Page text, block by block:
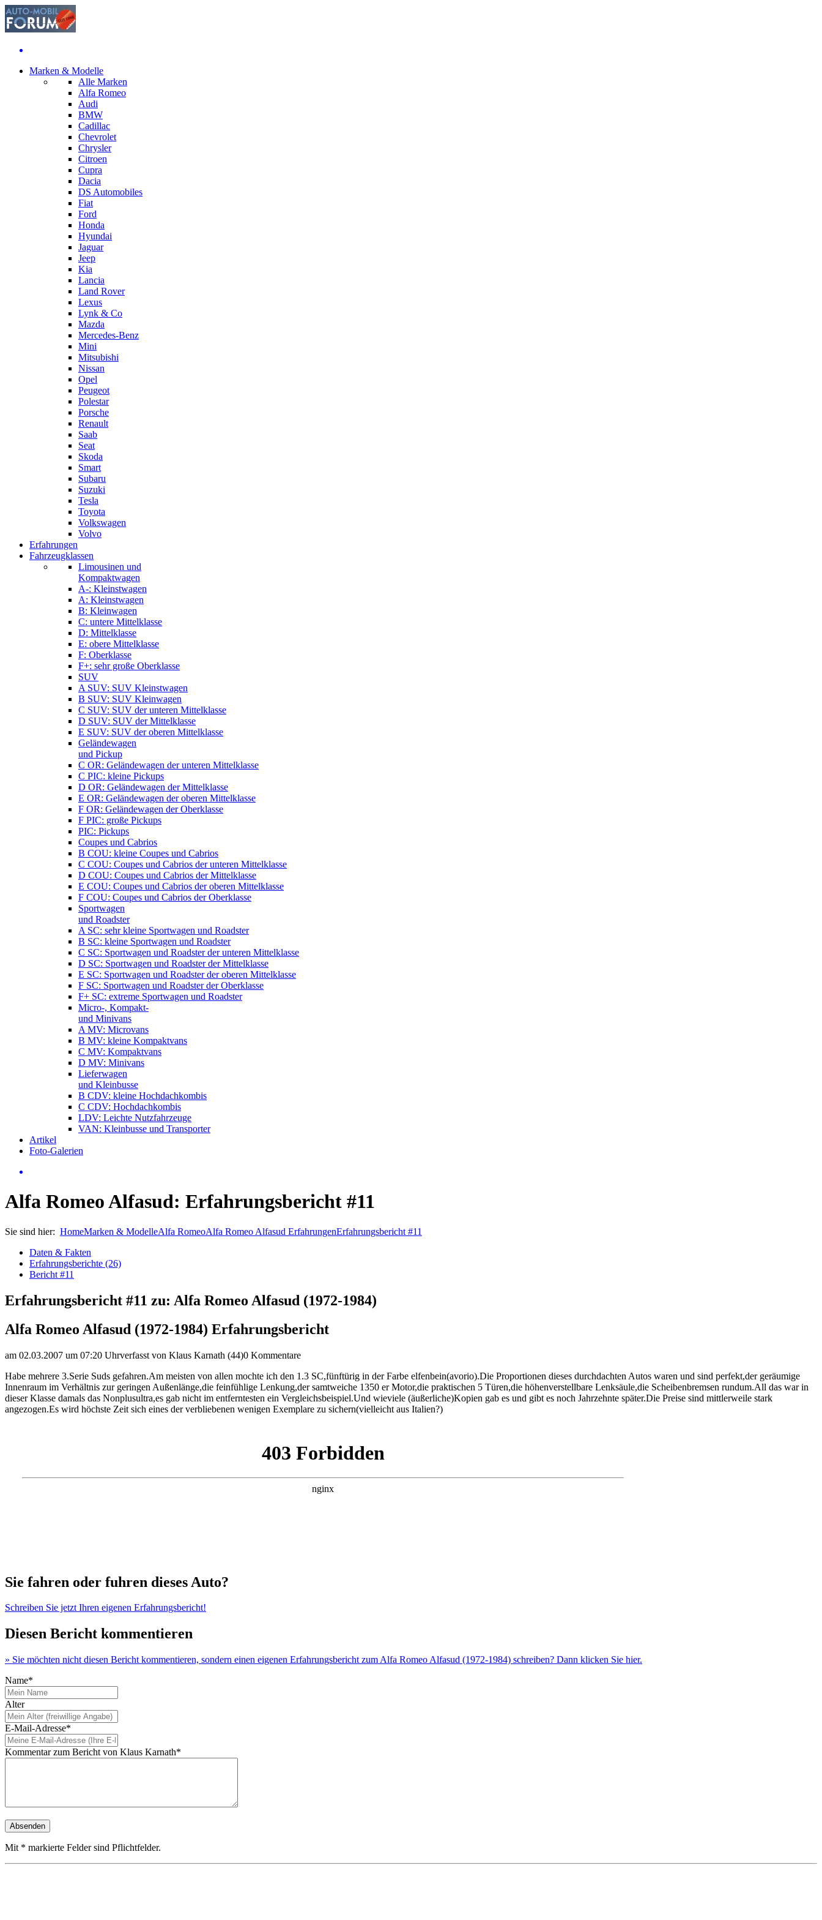
Marken & Modelle
Alle Marken
Alfa Romeo
Audi
BMW
Cadillac
Chevrolet
Chrysler
Citroen
Cupra
Dacia
DS Automobiles
Fiat
Ford
Honda
Hyundai
Jaguar
Jeep
Kia
Lancia
Land Rover
Lexus
Lynk & Co
Mazda
Mercedes-Benz
Mini
Mitsubishi
Nissan
Opel
Peugeot
Polestar
Porsche
Renault
Saab
Seat
Skoda
Smart
Subaru
Suzuki
Tesla
Toyota
Volkswagen
Volvo
Erfahrungen
Fahrzeugklassen
Limousinen und
Kompaktwagen
A-: Kleinstwagen
A: Kleinstwagen
B: Kleinwagen
C: untere Mittelklasse
D: Mittelklasse
E: obere Mittelklasse
F: Oberklasse
F+: sehr große Oberklasse
SUV
A SUV: SUV Kleinstwagen
B SUV: SUV Kleinwagen
C SUV: SUV der unteren Mittelklasse
D SUV: SUV der Mittelklasse
E SUV: SUV der oberen Mittelklasse
Geländewagen
und Pickup
C OR: Geländewagen der unteren Mittelklasse
C PIC: kleine Pickups
D OR: Geländewagen der Mittelklasse
E OR: Geländewagen der oberen Mittelklasse
F OR: Geländewagen der Oberklasse
F PIC: große Pickups
PIC: Pickups
Coupes und Cabrios
B COU: kleine Coupes und Cabrios
C COU: Coupes und Cabrios der unteren Mittelklasse
D COU: Coupes und Cabrios der Mittelklasse
E COU: Coupes und Cabrios der oberen Mittelklasse
F COU: Coupes und Cabrios der Oberklasse
Sportwagen
und Roadster
A SC: sehr kleine Sportwagen und Roadster
B SC: kleine Sportwagen und Roadster
C SC: Sportwagen und Roadster der unteren Mittelklasse
D SC: Sportwagen und Roadster der Mittelklasse
E SC: Sportwagen und Roadster der oberen Mittelklasse
F SC: Sportwagen und Roadster der Oberklasse
F+ SC: extreme Sportwagen und Roadster
Micro-, Kompakt-
und Minivans
A MV: Microvans
B MV: kleine Kompaktvans
C MV: Kompaktvans
D MV: Minivans
Lieferwagen
und Kleinbusse
B CDV: kleine Hochdachkombis
C CDV: Hochdachkombis
LDV: Leichte Nutzfahrzeuge
VAN: Kleinbusse und Transporter
Artikel
Foto-Galerien
Alfa Romeo Alfasud: Erfahrungsbericht #11
Sie sind hier: HomeMarken & ModelleAlfa RomeoAlfa Romeo Alfasud ErfahrungenErfahrungsbericht #11
Daten & Fakten
Erfahrungsberichte (26)
Bericht #11
Erfahrungsbericht #11 zu: Alfa Romeo Alfasud (1972-1984)
Alfa Romeo Alfasud (1972-1984) Erfahrungsbericht
am 02.03.2007 um 07:20 Uhrverfasst von Klaus Karnath (44)0 Kommentare
Habe mehrere 3.Serie Suds gefahren.Am meisten von allen mochte ich den 1.3 SC,fünftürig in der Farbe elfenbein(avorio).Die Proportionen dieses durchdachten Autos waren und sind perfekt,der geräumige
Innenraum im Verhältnis zur geringen Außenlänge,die feinfühlige Lenkung,der samtweiche 1350 er Motor,die praktischen 5 Türen,die höhenverstellbare Lenksäule,die Scheibenbremsen rundum.All das war in
dieser Klasse damals das Nonplusultra,es gab nicht im entferntesten ein Vergleichsbeispiel.Und wieviele (äußerliche)Kopien gab es und gibt es noch Jahrzehnte später.Die Preise sind mittlerweile stark
angezogen.Es wird höchste Zeit sich eines der verbliebenen wenigen Exemplare zu sichern(vielleicht aus Italien?)
Sie fahren oder fuhren dieses Auto?
Schreiben Sie jetzt Ihren eigenen Erfahrungsbericht!
Diesen Bericht kommentieren
» Sie möchten nicht diesen Bericht kommentieren, sondern einen eigenen Erfahrungsbericht zum Alfa Romeo Alfasud (1972-1984) schreiben? Dann klicken Sie hier.
Name*
Alter
E-Mail-Adresse*
Kommentar zum Bericht von Klaus Karnath*
Mit * markierte Felder sind Pflichtfelder.